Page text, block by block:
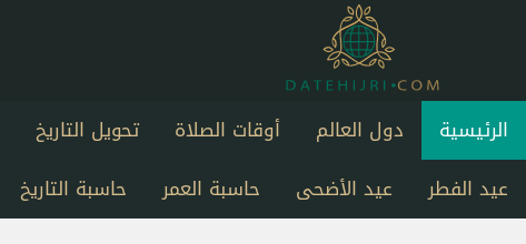
الرئيسية دول العالم أوقات الصلاة تحويل التاريخ
عيد الفطر
عيد الأضحى حاسبة العمر حاسبة التاريخ